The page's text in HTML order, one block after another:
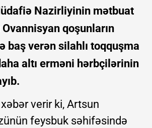
Nazirliyinin mətbuat
qoşunların
baş verən silahlı toqquşma
altı erməni hərbçilərinin
xəbər verir ki, Artsun
feysbuk səhifəsində